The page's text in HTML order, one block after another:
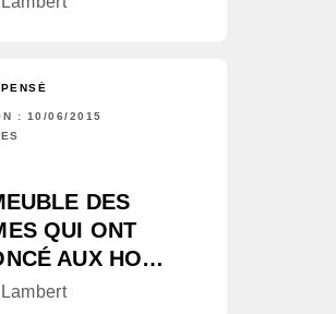
: 10/06/2015
DES
QUI ONT
AUX HO…